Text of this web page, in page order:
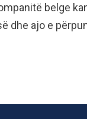
belge
dhe ajo e